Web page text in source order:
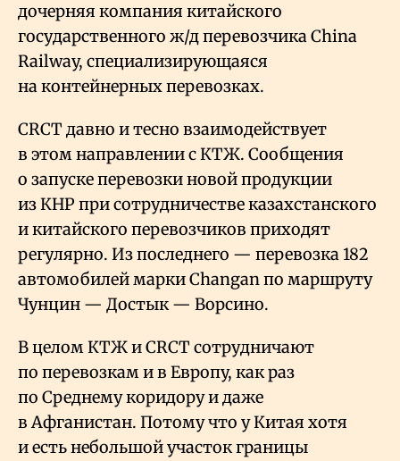
дочерняя компания китайского
государственного ж/д перевозчика China
Railway, специализирующаяся
на контейнерных перевозках.
CRCT давно и тесно взаимодействует
в этом направлении с КТЖ. Сообщения
о запуске перевозки новой продукции
из КНР при сотрудничестве казахстанского
и китайского перевозчиков приходят
регулярно. Из последнего — перевозка 182
автомобилей марки Changan по маршруту
Чунцин — Достык — Ворсино.
В целом КТЖ и CRCT сотрудничают
по перевозкам и в Европу, как раз
по Среднему коридору и даже
в Афганистан. Потому что у Китая хотя
и есть небольшой участок границы